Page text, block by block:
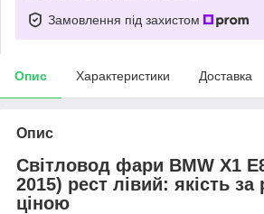
Замовлення під захистом
Опис Характеристики Доставка
Опис
Світловод фари BMW X1
2015) рест лівий: якість
ціною